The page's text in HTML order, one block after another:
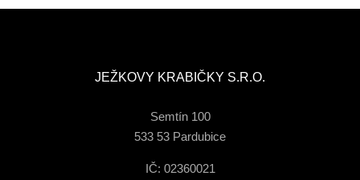
JEŽKOVY KRABIČKY S.R.O.
Semtín 100
533 53 Pardubice
IČ: 02360021